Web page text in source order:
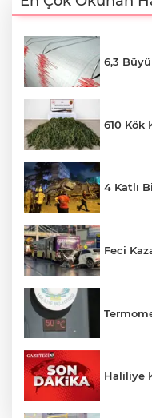
6,3
610 Kök
4 Katlı
Feci
Haliliye